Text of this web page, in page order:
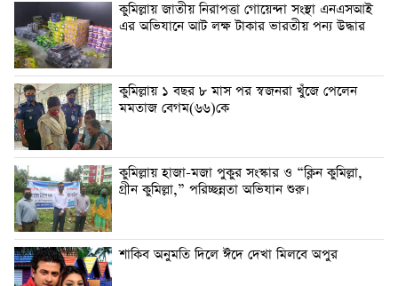
কুমিল্লায় জাতীয় নিরাপত্তা গোয়েন্দা সংস্থা এনএসআই
এর অভিযানে আট লক্ষ টাকার ভারতীয় পন্য উদ্ধার
কুমিল্লায় ১ বছর ৮ মাস পর স্বজনরা খুঁজে পেলেন
মমতাজ বেগম(৬৬)কে
কুমিল্লায় হাজা-মজা পুকুর সংস্কার ও “ক্লিন কুমিল্লা,
গ্রীন কুমিল্লা,” পরিচ্ছন্নতা অভিযান শুরু।
শাকিব অনুমতি দিলে ঈদে দেখা মিলবে অপুর